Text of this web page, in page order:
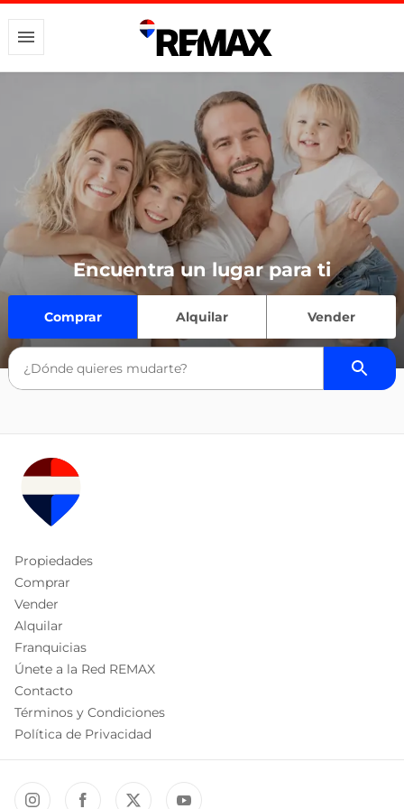
Encuentra un lugar para ti
Comprar Alquilar Vender
Propiedades
Comprar
Vender
Alquilar
Franquicias
Únete a la Red REMAX
Contacto
Términos y Condiciones
Política de Privacidad